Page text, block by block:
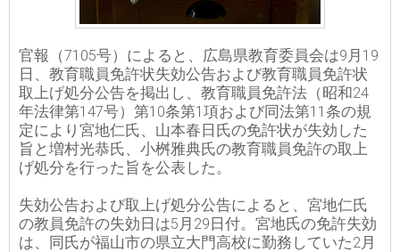
官報（7105号）によると、広島県教育委員会は9月19
日、教育職員免許状失効公告および教育職員免許状
取上げ処分公告を掲出し、教育職員免許法（昭和24
年法律第147号）第10条第1項および同法第11条の規
定により宮地仁氏、山本春日氏の免許状が失効した
旨と増村光恭氏、小桝雅典氏の教育職員免許の取上
げ処分を行った旨を公表した。
失効公告および取上げ処分公告によると、宮地仁氏
の教員免許の失効日は5月29日付。宮地氏の免許失効
は、同氏が福山市の県立大門高校に勤務していた2月